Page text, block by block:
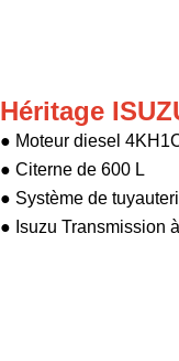
Héritage
● Moteur diesel
● Citerne de 600 L
● Système de
● Isuzu Transmission